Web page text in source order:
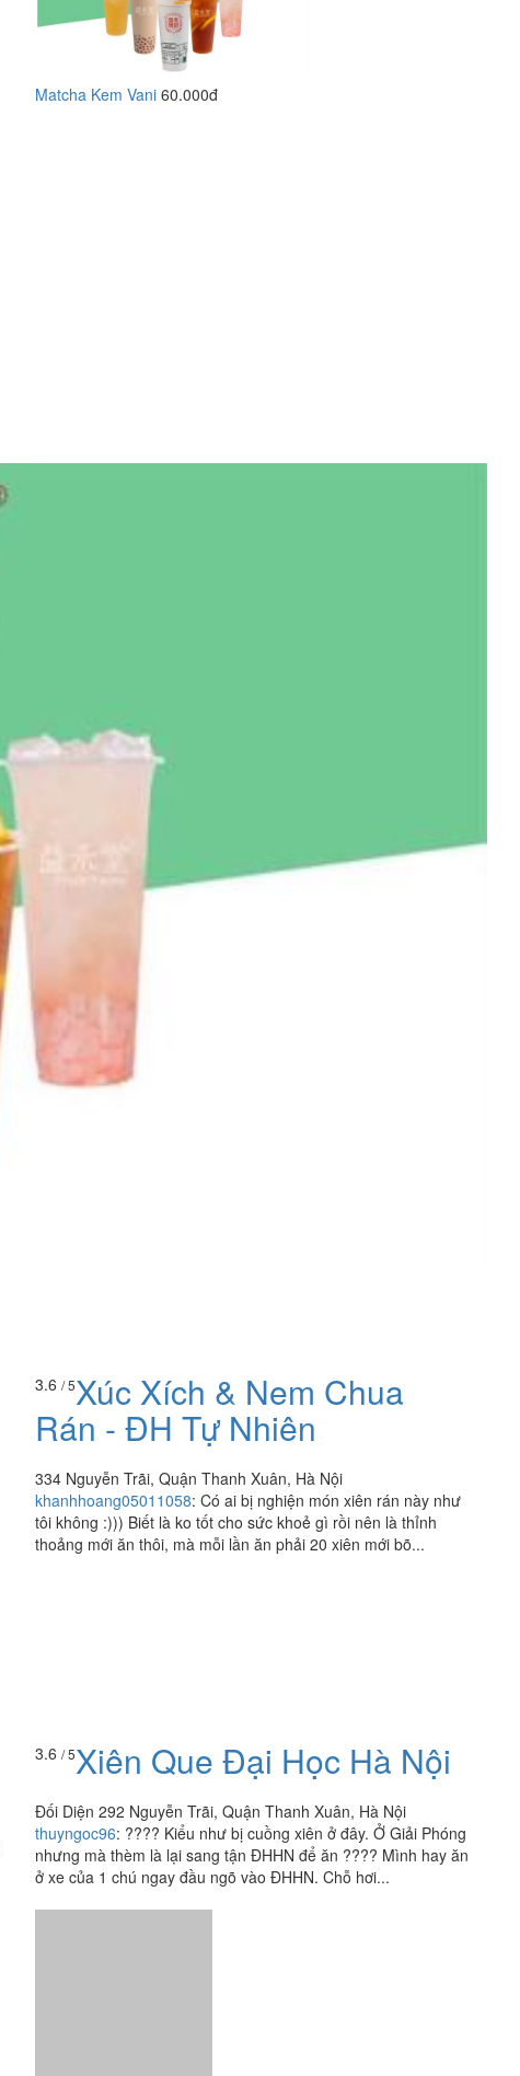
Matcha Kem Vani 60.000đ
3.6 / 5Xúc Xích & Nem Chua
Rán - ĐH Tự Nhiên
334 Nguyễn Trãi, Quận Thanh Xuân, Hà Nội
khanhhoang05011058: Có ai bị nghiện món xiên rán này như
tôi không :))) Biết là ko tốt cho sức khoẻ gì rồi nên là thỉnh
thoảng mới ăn thôi, mà mỗi lần ăn phải 20 xiên mới bõ...
3.6 / 5Xiên Que Đại Học Hà Nội
Đối Diện 292 Nguyễn Trãi, Quận Thanh Xuân, Hà Nội
thuyngoc96: ???? Kiểu như bị cuồng xiên ở đây. Ở Giải Phóng
nhưng mà thèm là lại sang tận ĐHHN để ăn ???? Mình hay ăn
ở xe của 1 chú ngay đầu ngõ vào ĐHHN. Chỗ hơi...